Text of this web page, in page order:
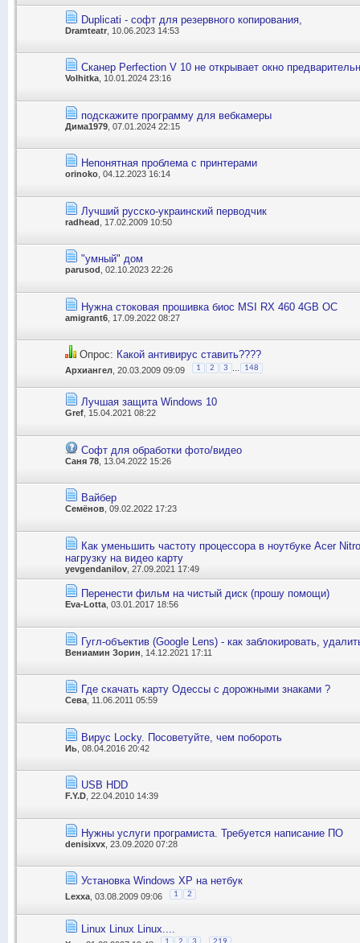
Duplicati - софт для резервного копирования,
Dramteatr , 10.06.2023 14:53
Сканер Perfection V 10 не открывает окно
Volhitka , 10.01.2024 23:16
подскaжите прогрaмму для вебкaмеры
Дима1979 , 07.01.2024 22:15
Непонятная проблема с принтерами
orinoko , 04.12.2023 16:14
Лучший русско-украинский перводчик
radhead , 17.02.2009 10:50
"умный" дом
parusod , 02.10.2023 22:26
Нужна стоковая прошивка биос MSI RX 460 4GB OC
amigrant6 , 17.09.2022 08:27
Опрос: Какой антивирус ставить????
Архиангел , 20.03.2009 09:09 1 2 3 148
Лучшая защита Windows 10
Gref, 15.04.2021 08:22
Софт для обработки фото/видео
Саня 78 , 13.04.2022 15:26
Вайбер
Семёнов , 09.02.2022 17:23
Как уменьшить частоту процессора в ноутбуке Асеr
нагрузку на видео карту
yevgendanilov , 27.09.2021 17:49
Перенести фильм на чистый диск (прошу помощи)
Eva-Lotta , 03.01.2017 18:56
Гугл-объектив (Google Lens) - как заблокировать,
Вениамин Зорин , 14.12.2021 17:11
Где скачать карту Одессы с дорожными знаками ?
Сева , 11.06.2011 05:59
Вирус Locky. Посоветуйте, чем побороть
Иь , 08.04.2016 20:42
USB HDD
F.Y.D , 22.04.2010 14:39
Нужны услуги програмиста. Требуется написание ПО
denisixvx , 23.09.2020 07:28
Установка Windows XP на нетбук
Lexxa , 03.08.2009 09:06 1 2
Linux Linux Linux....